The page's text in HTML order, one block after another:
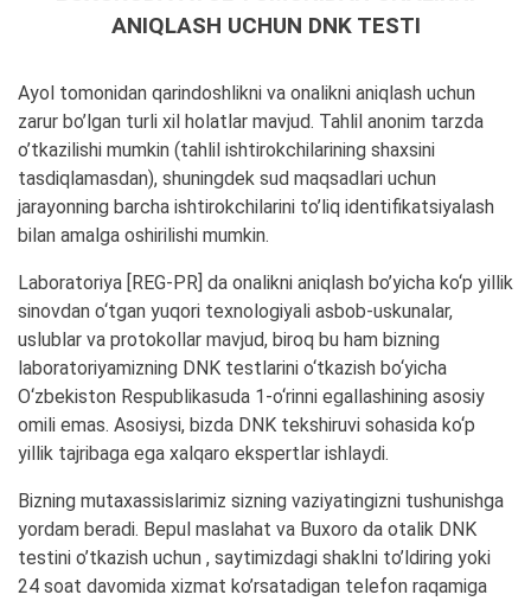
ANIQLASH UCHUN DNK TESTI
Ayol tomonidan qarindoshlikni va onalikni aniqlash uchun
zarur bo’lgan turli xil holatlar mavjud. Tahlil anonim tarzda
o’tkazilishi mumkin (tahlil ishtirokchilarining shaxsini
tasdiqlamasdan), shuningdek sud maqsadlari uchun
jarayonning barcha ishtirokchilarini to’liq identifikatsiyalash
bilan amalga oshirilishi mumkin.
Laboratoriya [REG-PR] da onalikni aniqlash bo’yicha ko‘p yillik
sinovdan o‘tgan yuqori texnologiyali asbob-uskunalar,
uslublar va protokollar mavjud, biroq bu ham bizning
laboratoriyamizning DNK testlarini o‘tkazish bo‘yicha
O‘zbekiston Respublikasuda 1-o‘rinni egallashining asosiy
omili emas. Asosiysi, bizda DNK tekshiruvi sohasida ko‘p
yillik tajribaga ega xalqaro ekspertlar ishlaydi.
Bizning mutaxassislarimiz sizning vaziyatingizni tushunishga
yordam beradi. Bepul maslahat va Buxoro da otalik DNK
testini o’tkazish uchun , saytimizdagi shaklni to’ldiring yoki
24 soat davomida xizmat ko’rsatadigan telefon raqamiga